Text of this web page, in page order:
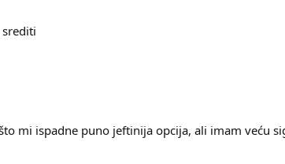
mi ispadne puno jeftinija opcija, ali imam veću